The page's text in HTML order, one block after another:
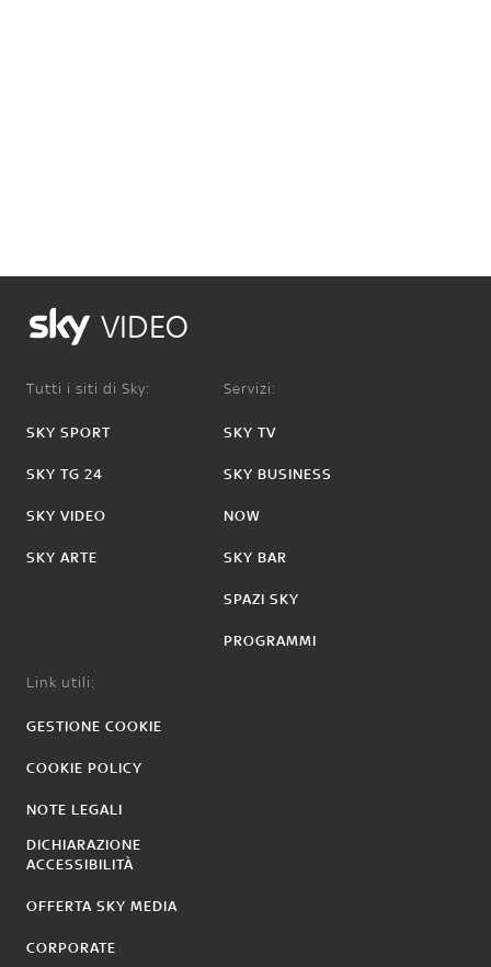
VIDEO
Tutti i siti di Sky:
SKY SPORT
SKY TG 24
SKY VIDEO
SKY ARTE
Servizi:
SKY TV
SKY BUSINESS
NOW
SKY BAR
SPAZI SKY
PROGRAMMI
Link utili:
GESTIONE COOKIE
COOKIE POLICY
NOTE LEGALI
DICHIARAZIONE
ACCESSIBILITÀ
OFFERTA SKY MEDIA
CORPORATE